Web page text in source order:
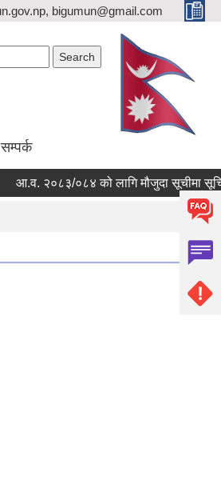
bigumun@gmail.com
सम्पर्क
आ.व. २०८३/०८४ को लागि मौजुदा सूचीमा